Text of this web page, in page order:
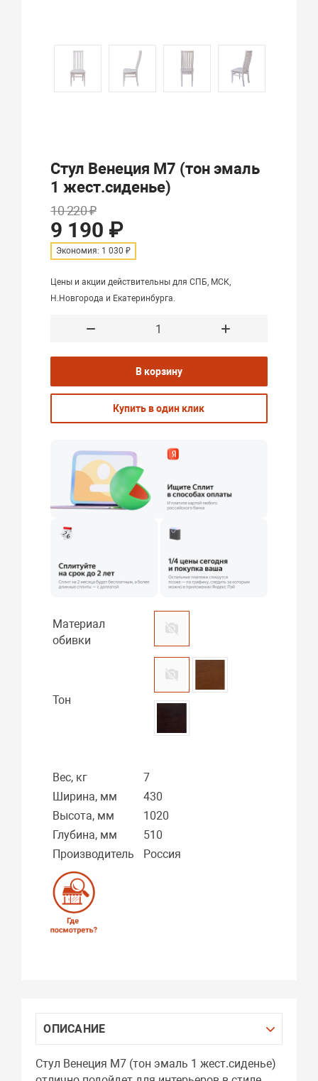
Стул Венеция М7 (тон эмаль
1 жест.сиденье)
10 220 ₽
9 190 ₽
Экономия: 1 030 ₽
Цены и акции действительны для СПБ, МСК,
Н.Новгорода и Екатеринбурга.
В корзину
Купить в один клик
Материал
обивки
Тон
Вес, кг
7
Ширина, мм
430
Высота, мм
1020
Глубина, мм
510
Производитель
Россия
ОПИСАНИЕ
Стул Венеция М7 (тон эмаль 1 жест.сиденье)